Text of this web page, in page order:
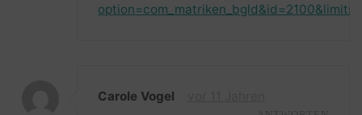
Carole Vogel